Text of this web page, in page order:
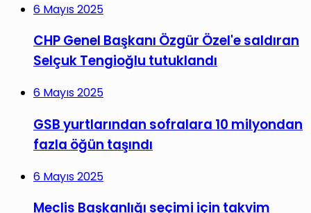
6 Mayıs 2025
CHP Genel Başkanı Özgür Özel'e saldıran
Selçuk Tengioğlu tutuklandı
6 Mayıs 2025
GSB yurtlarından sofralara 10 milyondan
fazla öğün taşındı
6 Mayıs 2025
Meclis Başkanlığı seçimi için takvim